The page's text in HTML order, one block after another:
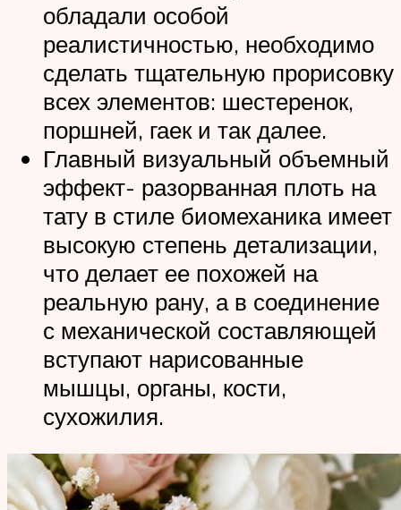
обладали особой
реалистичностью, необходимо
сделать тщательную прорисовку
всех элементов: шестеренок,
поршней, гаек и так далее.
Главный визуальный объемный
эффект- разорванная плоть на
тату в стиле биомеханика имеет
высокую степень детализации,
что делает ее похожей на
реальную рану, а в соединение
с механической составляющей
вступают нарисованные
мышцы, органы, кости,
сухожилия.